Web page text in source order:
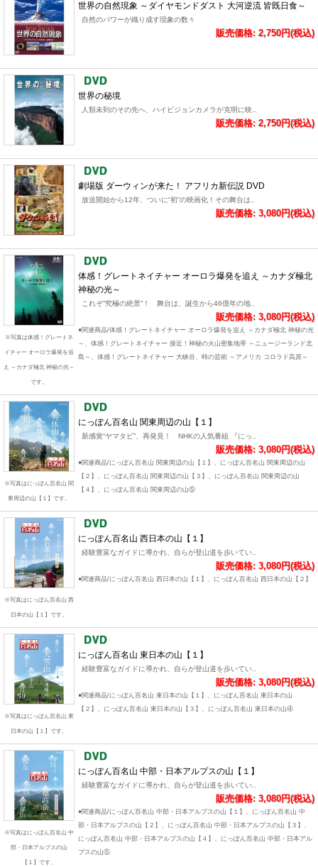
世界の自然現象 ～ダイヤモンドダスト 大河逆流 皆既日食～
自然のパワーが織り成す現象の数々
販売価格: 2,750円(税込)
世界の秘境
人類未到のその先へ、ハイビジョンカメラが克明に映..
販売価格: 2,750円(税込)
劇場版 ダーウィンが来た！ アフリカ新伝説 DVD
放送開始から12年、ついに“初”の映画化！その舞台は..
販売価格: 3,080円(税込)
※写真は体感！グレートネ
イチャー オーロラ爆発を追
え ～カナダ極北 神秘の光～
です。
体感！グレートネイチャー オーロラ爆発を追え ～カナダ極北
神秘の光～
これぞ“究極の絶景”！ 舞台は、誕生から46億年の地..
販売価格: 3,080円(税込)
●関連商品/体感！グレートネイチャー オーロラ爆発を追え ～カナダ極北 神秘の光
～、体感！グレートネイチャー 接近！神秘の火山密集地帯 ～ニュージーランド北
島～、体感！グレートネイチャー 大峡谷、時の芸術 ～アメリカ コロラド高原～
※写真はにっぽん百名山 関
東周辺の山【１】です。
にっぽん百名山 関東周辺の山【１】
新感覚“ヤマタビ”、再発見！ NHKの人気番組 『にっ..
販売価格: 3,080円(税込)
●関連商品/にっぽん百名山 関東周辺の山【１】、にっぽん百名山 関東周辺の山
【２】、にっぽん百名山 関東周辺の山【３】、にっぽん百名山 関東周辺の山
【４】、にっぽん百名山 関東周辺の山⑤
※写真はにっぽん百名山 西
日本の山【１】です。
にっぽん百名山 西日本の山【１】
経験豊富なガイドに導かれ、自らが登山道を歩いてい..
販売価格: 3,080円(税込)
●関連商品/にっぽん百名山 西日本の山【１】、にっぽん百名山 西日本の山【２】
※写真はにっぽん百名山 東
日本の山【１】です。
にっぽん百名山 東日本の山【１】
経験豊富なガイドに導かれ、自らが登山道を歩いてい..
販売価格: 3,080円(税込)
●関連商品/にっぽん百名山 東日本の山【１】、にっぽん百名山 東日本の山
【２】、にっぽん百名山 東日本の山【３】、にっぽん百名山 東日本の山④
※写真はにっぽん百名山 中
部・日本アルプスの山
【１】です。
にっぽん百名山 中部・日本アルプスの山【１】
経験豊富なガイドに導かれ、自らが登山道を歩いてい..
販売価格: 3,080円(税込)
●関連商品/にっぽん百名山 中部・日本アルプスの山【１】、にっぽん百名山 中
部・日本アルプスの山【２】、にっぽん百名山 中部・日本アルプスの山【３】、
にっぽん百名山 中部・日本アルプスの山【４】、にっぽん百名山 中部・日本アル
プスの山⑤